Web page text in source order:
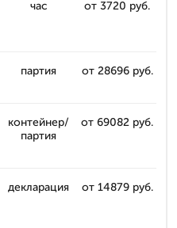
час от 3720 руб.
партия от 28696 руб.
контейнер/
партия
от 69082 руб.
декларация от 14879 руб.